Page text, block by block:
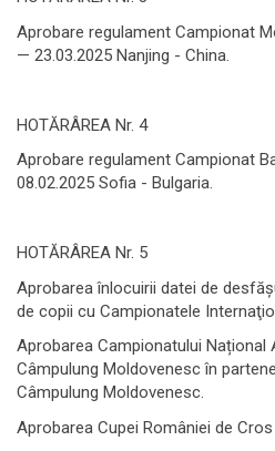
Aprobare regulament Campionat
— 23.03.2025 Nanjing - China.
HOTĂRÂREA Nr. 4
Aprobare regulament Campionat
08.02.2025 Sofia - Bulgaria.
HOTĂRÂREA Nr. 5
Aprobarea înlocuirii datei de
de copii cu Campionatele
Aprobarea Campionatului Național
Câmpulung Moldovenesc în
Câmpulung Moldovenesc.
Aprobarea Cupei României de